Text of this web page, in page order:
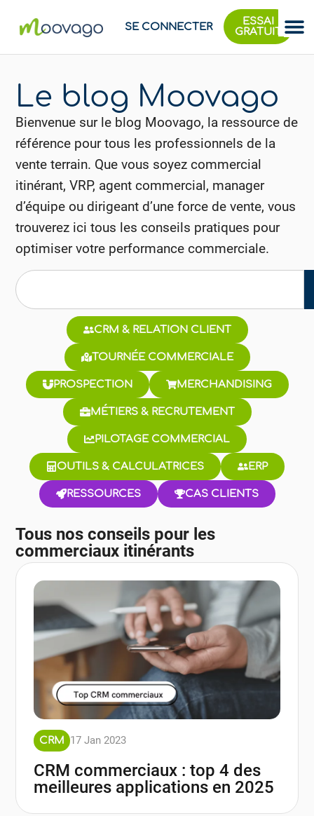
SE CONNECTER
ESSAI
GRATUIT
Le blog Moovago
Bienvenue sur le blog Moovago, la ressource de
référence pour tous les professionnels de la
vente terrain. Que vous soyez commercial
itinérant, VRP, agent commercial, manager
d’équipe ou dirigeant d’une force de vente, vous
trouverez ici tous les conseils pratiques pour
optimiser votre performance commerciale.
CRM & RELATION CLIENT
TOURNÉE COMMERCIALE
PROSPECTION MERCHANDISING
MÉTIERS & RECRUTEMENT
PILOTAGE COMMERCIAL
OUTILS & CALCULATRICES ERP
RESSOURCES CAS CLIENTS
Tous nos conseils pour les
commerciaux itinérants
CRM 17 Jan 2023
CRM commerciaux : top 4 des
meilleures applications en 2025